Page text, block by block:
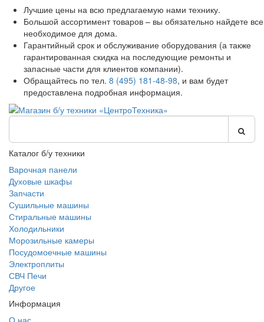
Лучшие цены на всю предлагаемую нами технику.
Большой ассортимент товаров – вы обязательно найдете все
необходимое для дома.
Гарантийный срок и обслуживание оборудования (а также
гарантированная скидка на последующие ремонты и
запасные части для клиентов компании).
Обращайтесь по тел. 8 (495) 181-48-98, и вам будет
предоставлена подробная информация.
Каталог б/у техники
Варочная панели
Духовые шкафы
Запчасти
Сушильные машины
Стиральные машины
Холодильники
Морозильные камеры
Посудомоечные машины
Электроплиты
СВЧ Печи
Другое
Информация
О нас